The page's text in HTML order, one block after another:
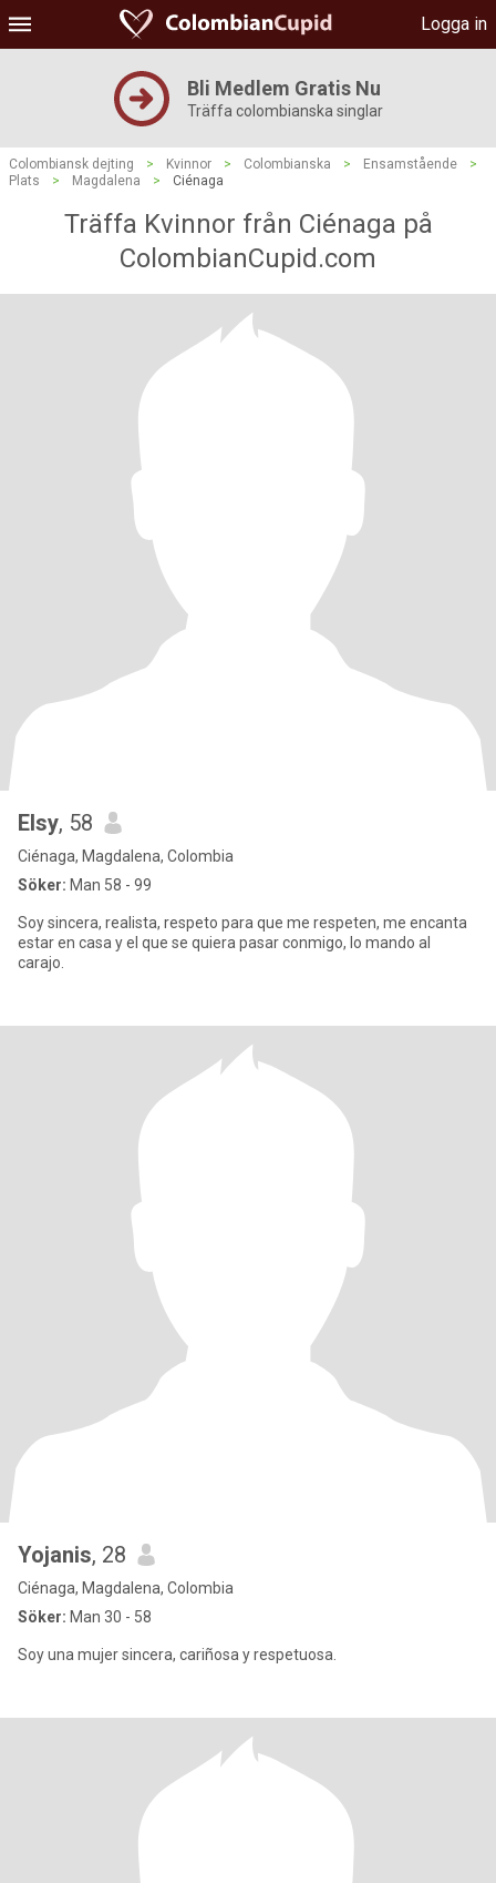
Logga in
Bli Medlem Gratis Nu
Träffa colombianska singlar
Colombiansk dejting > Kvinnor > Colombianska > Ensamstående
>
Plats
> Magdalena > Ciénaga
Träffa Kvinnor från Ciénaga på
ColombianCupid.com
Elsy, 58
Ciénaga, Magdalena, Colombia
Söker: Man 58 - 99
Soy sincera, realista, respeto para que me respeten, me encanta
estar en casa y el que se quiera pasar conmigo, lo mando al
carajo.
Yojanis, 28
Ciénaga, Magdalena, Colombia
Söker: Man 30 - 58
Soy una mujer sincera, cariñosa y respetuosa.